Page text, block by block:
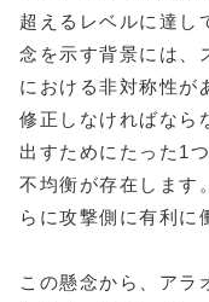
超えるレベルに達し
念を示す背景には、
における非対称性が
修正しなければなら
出すためにたった1
不均衡が存在します
らに攻撃側に有利に
この懸念から、アラ